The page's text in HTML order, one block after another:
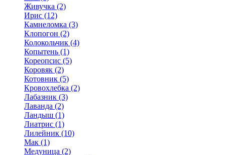
Живучка (2)
Ирис (12)
Камнеломка (3)
Клопогон (2)
Колокольчик (4)
Копытень (1)
Кореопсис (5)
Коровяк (2)
Котовник (5)
Кровохлебка (2)
Лабазник (3)
Лаванда (2)
Ландыш (1)
Лиатрис (1)
Лилейник (10)
Мак (1)
Медуница (2)